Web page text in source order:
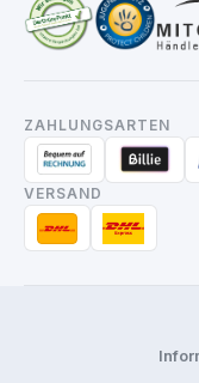
ZAHLUNGSARTEN
VERSAND